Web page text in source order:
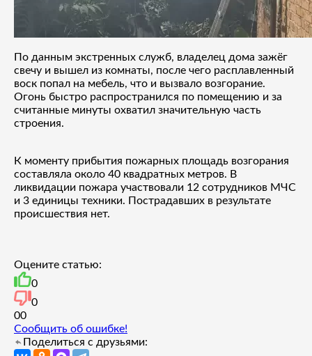
По данным экстренных служб, владелец дома зажёг
свечу и вышел из комнаты, после чего расплавленный
воск попал на мебель, что и вызвало возгорание.
Огонь быстро распространился по помещению и за
считанные минуты охватил значительную часть
строения.
К моменту прибытия пожарных площадь возгорания
составляла около 40 квадратных метров. В
ликвидации пожара участвовали 12 сотрудников МЧС
и 3 единицы техники. Пострадавших в результате
происшествия нет.
Оцените статью:
0
0
00
Сообщить об ошибке!
Поделиться с друзьями: